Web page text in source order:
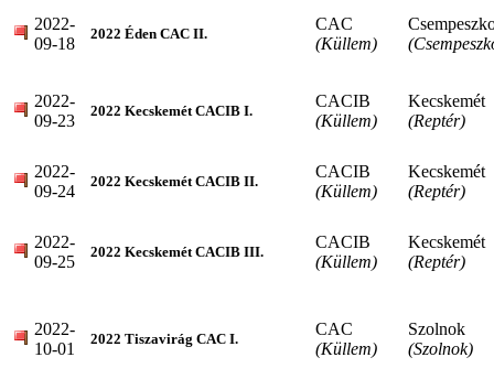
2022-
09-18
2022 Éden CAC II.
CAC
(Küllem)
2022-
09-23
2022 Kecskemét CACIB I.
CACIB
(Küllem)
Kecskemét
(Reptér)
2022-
09-24
2022 Kecskemét CACIB II.
CACIB
(Küllem)
Kecskemét
(Reptér)
2022-
09-25
2022 Kecskemét CACIB III.
CACIB
(Küllem)
Kecskemét
(Reptér)
2022-
10-01
2022 Tiszavirág CAC I.
CAC
(Küllem)
Szolnok
(Szolnok)